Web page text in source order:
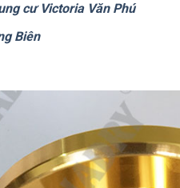
cư Victoria Văn Phú
Biên